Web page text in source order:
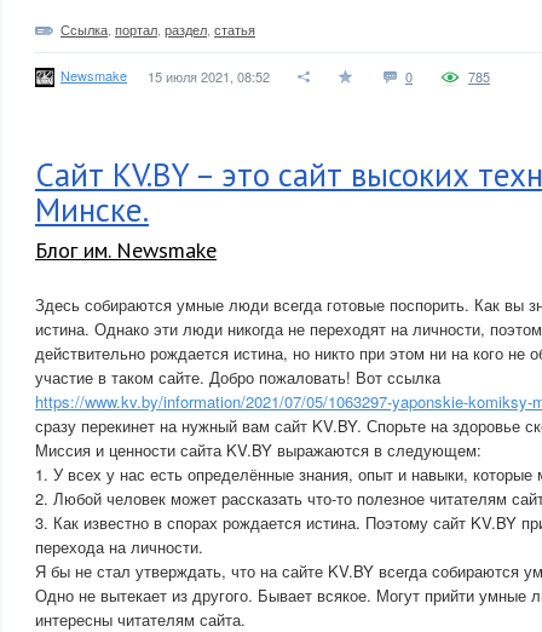
Ссылка портал раздел статья
Newsmake 15 июля 2021, 08:52 0 785
Сайт KV.BY – это сайт высоких
Минске.
Блог им. Newsmake
Здесь собираются умные люди всегда готовые поспорить. Как вы
истина. Однако эти люди никогда не переходят на личности,
действительно рождается истина, но никто при этом ни на кого не
участие в таком сайте. Добро пожаловать! Вот ссылка
https://www.kv.by/information/2021/07/05/1063297-yaponskie-komiksy-
сразу перекинет на нужный вам сайт KV.BY. Спорьте на здоровье
Миссия и ценности сайта KV.BY выражаются в следующем:
1. У всех у нас есть определённые знания, опыт и навыки, которые
2. Любой человек может рассказать что-то полезное читателям
3. Как известно в спорах рождается истина. Поэтому сайт KV.BY
перехода на личности.
Я бы не стал утверждать, что на сайте KV.BY всегда собираются
Одно не вытекает из другого. Бывает всякое. Могут прийти умные
интересны читателям сайта.